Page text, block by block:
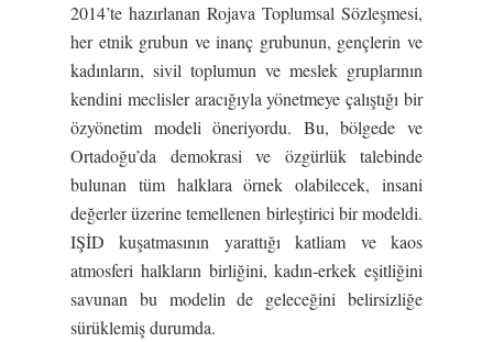
2014’te hazırlanan Rojava Toplumsal Sözleşmesi,
her etnik grubun ve inanç grubunun, gençlerin ve
kadınların, sivil toplumun ve meslek gruplarının
kendini meclisler aracığıyla yönetmeye çalıştığı bir
özyönetim modeli öneriyordu. Bu, bölgede ve
Ortadoğu’da demokrasi ve özgürlük talebinde
bulunan tüm halklara örnek olabilecek, insani
değerler üzerine temellenen birleştirici bir modeldi.
IŞİD kuşatmasının yarattığı katliam ve kaos
atmosferi halkların birliğini, kadın-erkek eşitliğini
savunan bu modelin de geleceğini belirsizliğe
sürüklemiş durumda.